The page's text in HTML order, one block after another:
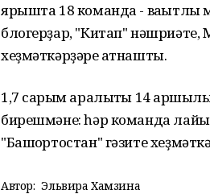
ярышта 18 команда - ваҡытлы
блогерҙар, "Китап"
хеҙмәткәрҙәре ҡатнашты.
1,7 саҡрым аралыҡты 14
бирешмәне: һәр команда
"Башҡортостан" гәзите
Автор: Эльвира Хамзина